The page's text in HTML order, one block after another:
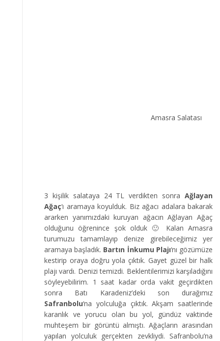
Amasra Salatası
3 kişilik salataya 24 TL verdikten sonra Ağlayan
Ağaç‘ı aramaya koyulduk. Biz ağacı adalara bakarak
ararken yanımızdaki kuruyan ağacın Ağlayan Ağaç
olduğunu öğrenince şok olduk 🙂 Kalan Amasra
turumuzu tamamlayıp denize girebileceğimiz yer
aramaya başladık. Bartın İnkumu Plajı‘nı gözümüze
kestirip oraya doğru yola çıktık. Gayet güzel bir halk
plajı vardı. Denizi temizdi. Beklentilerimizi karşıladığını
söyleyebilirim. 1 saat kadar orda vakit geçirdikten
sonra Batı Karadeniz’deki son durağımız
Safranbolu‘na yolculuğa çıktık. Akşam saatlerinde
karanlık ve yorucu olan bu yol, gündüz vaktinde
muhteşem bir görüntü almıştı. Ağaçların arasından
yapılan yolculuk gerçekten zevkliydi. Safranbolu’na